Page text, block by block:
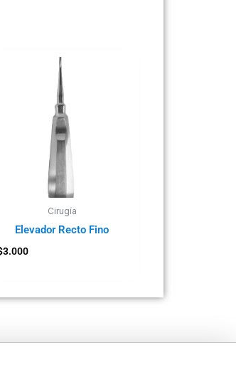
Cirugía
Elevador Recto Fino
3.000